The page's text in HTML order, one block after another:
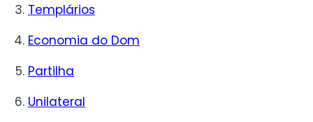
Templários
Economia do Dom
Partilha
Unilateral